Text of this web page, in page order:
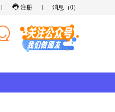
注册 消息（0）